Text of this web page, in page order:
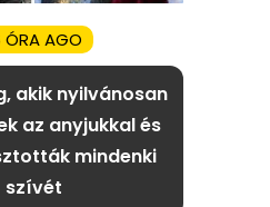
ÓRA AGO
akik nyilvánosan
az anyjukkal és
mindenki
szívét